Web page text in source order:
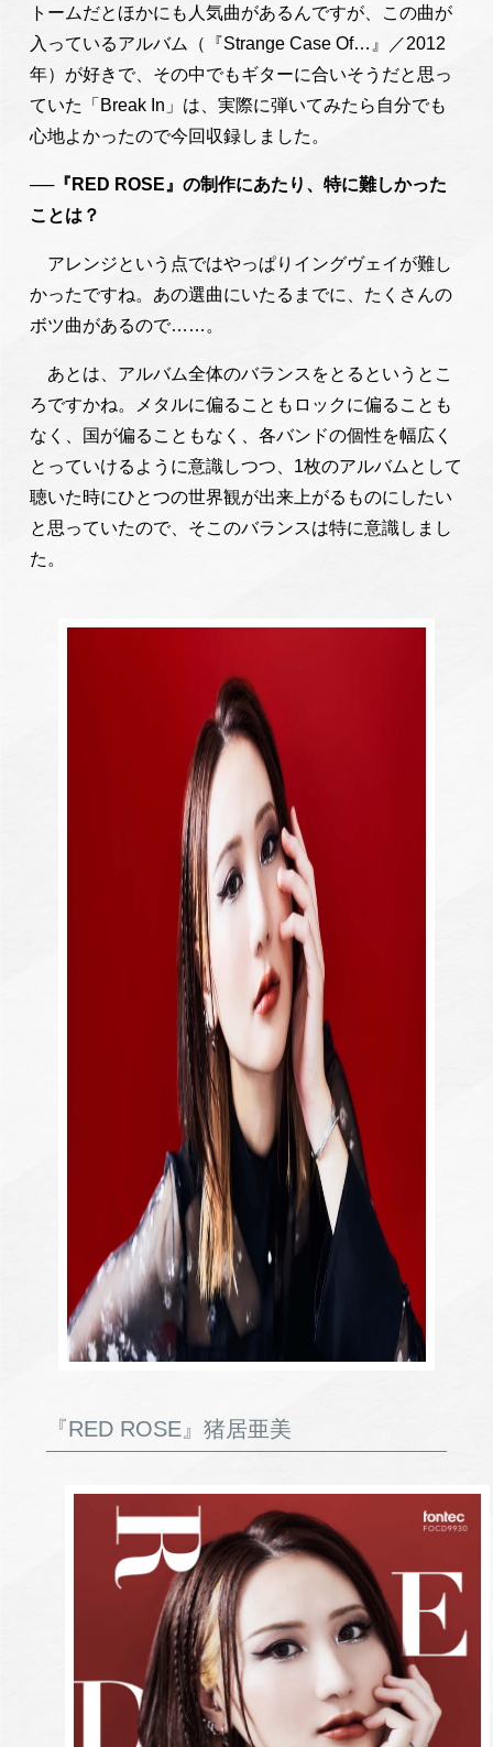
トームだとほかにも人気曲があるんですが、この曲が
入っているアルバム（『Strange Case Of…』／2012
年）が好きで、その中でもギターに合いそうだと思っ
ていた「Break In」は、実際に弾いてみたら自分でも
心地よかったので今回収録しました。
──『RED ROSE』の制作にあたり、特に難しかった
ことは？
アレンジという点ではやっぱりイングヴェイが難し
かったですね。あの選曲にいたるまでに、たくさんの
ボツ曲があるので……。
あとは、アルバム全体のバランスをとるというとこ
ろですかね。メタルに偏ることもロックに偏ることも
なく、国が偏ることもなく、各バンドの個性を幅広く
とっていけるように意識しつつ、1枚のアルバムとして
聴いた時にひとつの世界観が出来上がるものにしたい
と思っていたので、そこのバランスは特に意識しまし
た。
『RED ROSE』猪居亜美